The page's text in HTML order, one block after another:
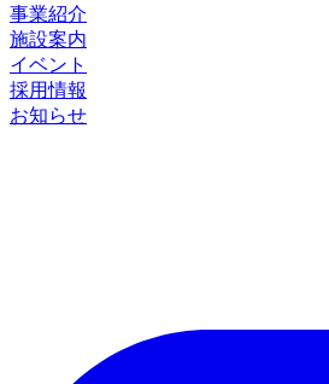
事業紹介
施設案内
イベント
採用情報
お知らせ